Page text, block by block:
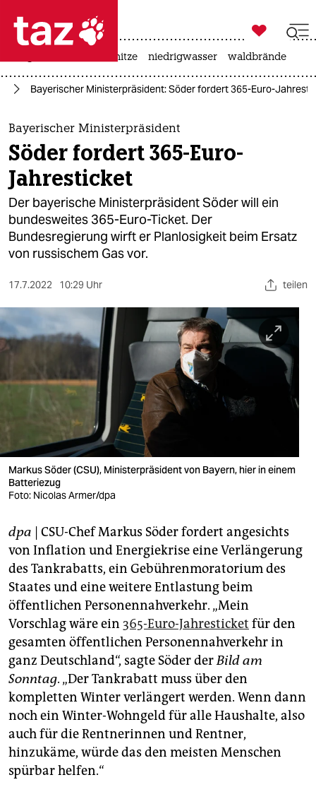
 taz zahl ich
taz zahl ich
themen
politik
öko
gesellschaft
kultur
sport
berlin
nord
wahrheit
verlag
veranstaltungen
shop
fragen & hilfe
unterstützen
abo
genossenschaft
epaper login

taz zahl ich
hitze niedrigwasser waldbrände
Bayerischer Ministerpräsident: Söder fordert 365-Euro-
Bayerischer Ministerpräsident
Söder fordert 365-Euro-
Jahresticket
Der bayerische Ministerpräsident Söder will ein
bundesweites 365-Euro-Ticket. Der
Bundesregierung wirft er Planlosigkeit beim Ersatz
von russischem Gas vor.
17.7.2022 10:29 Uhr teilen
Markus Söder (CSU), Ministerpräsident von Bayern, hier in einem
Batteriezug
Foto: Nicolas Armer/dpa
dpa | CSU-Chef Markus Söder fordert angesichts
von Inflation und Energiekrise eine Verlängerung
des Tankrabatts, ein Gebührenmoratorium des
Staates und eine weitere Entlastung beim
öffentlichen Personennahverkehr. „Mein
Vorschlag wäre ein 365-Euro-Jahresticket für den
gesamten öffentlichen Personennahverkehr in
ganz Deutschland“, sagte Söder derBild am
Sonntag. „Der Tankrabatt muss über den
kompletten Winter verlängert werden. Wenn dann
noch ein Winter-Wohngeld für alle Haushalte, also
auch für die Rentnerinnen und Rentner,
hinzukäme, würde das den meisten Menschen
spürbar helfen.“